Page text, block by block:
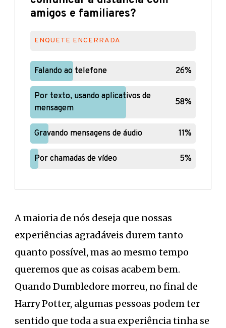
amigos e familiares?
ENQUETE ENCERRADA
Falando ao telefone 26%
Falando ao telefone 26%
Por texto, usando aplicativos de
mensagem
58%
Por texto, usando aplicativos de
mensagem
58%
Gravando mensagens de áudio 11%
Gravando mensagens de áudio 11%
Por chamadas de vídeo 5%
Por chamadas de vídeo 5%
A maioria de nós deseja que nossas
experiências agradáveis durem tanto
quanto possível, mas ao mesmo tempo
queremos que as coisas acabem bem.
Quando Dumbledore morreu, no final de
Harry Potter, algumas pessoas podem ter
sentido que toda a sua experiência tinha se